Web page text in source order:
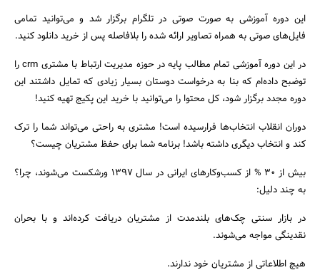
این دوره آموزشی به صورت صوتی در تلگرام برگزار شد و می‌توانید تمامی
فایل‌های صوتی به همراه تصاویر ارائه شده را بلافاصله پس از خرید دانلود کنید.
در این دوره آموزشی تمام مطالب پایه در حوزه مدیریت ارتباط با مشتری crm را
توضبح داده‌ام که بنا به درخواست دوستان بسیار زیادی که تمایل داشتند این
دوره مجدد برگزار شود، کل محتوا را می‌توانید با خرید این پکیج تهیه کنید!
دوران انقلاب انتخاب‌ها فرارسیده است! مشتری به راحتی می‌تواند شما را ترک
کند و انتخاب دیگری داشته باشد! برنامه شما برای حفظ مشتریان چیست؟
بیش از ۳۰ % از کسب‌وکارهای ایرانی در سال ۱۳۹۷ ورشکست می‌شوند، چرا؟
به چند دلیل:
در بازار سنتی چک‌های بلندمدت از مشتریان دریافت کرده‌اند و با بحران
نقدینگی مواجه می‌شوند.
هیچ اطلاعاتی از مشتریان خود ندارند.